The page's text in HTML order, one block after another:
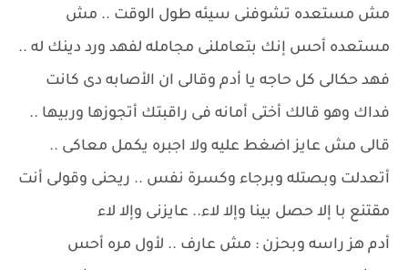
مش مستعده تشوفنى سيئه طول الوقت .. مش
مستعده أحس إنك بتعاملنى مجامله لفهد ورد دينك له ..
فهد حكالى كل حاجه يا أدم وقالى ان الأصابه دى كانت
فداك وهو قالك أختى أمانه فى راقبتك أتجوزها وربيها ..
قالى مش عايز اضغط عليه ولا اجبره يكمل معاكى ..
أتعدلت وبصتله وبرجاء وكسرة نفس .. ريحنى وقولى أنت
مقتنع با إلا حصل بينا وإلا لاء.. عايزنى وإلا لاء
أدم هز راسه وبحزن : مش عارف .. لأول مره أحس